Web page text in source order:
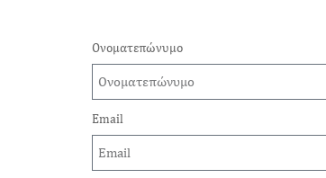
Ονοματεπώνυμο
Email